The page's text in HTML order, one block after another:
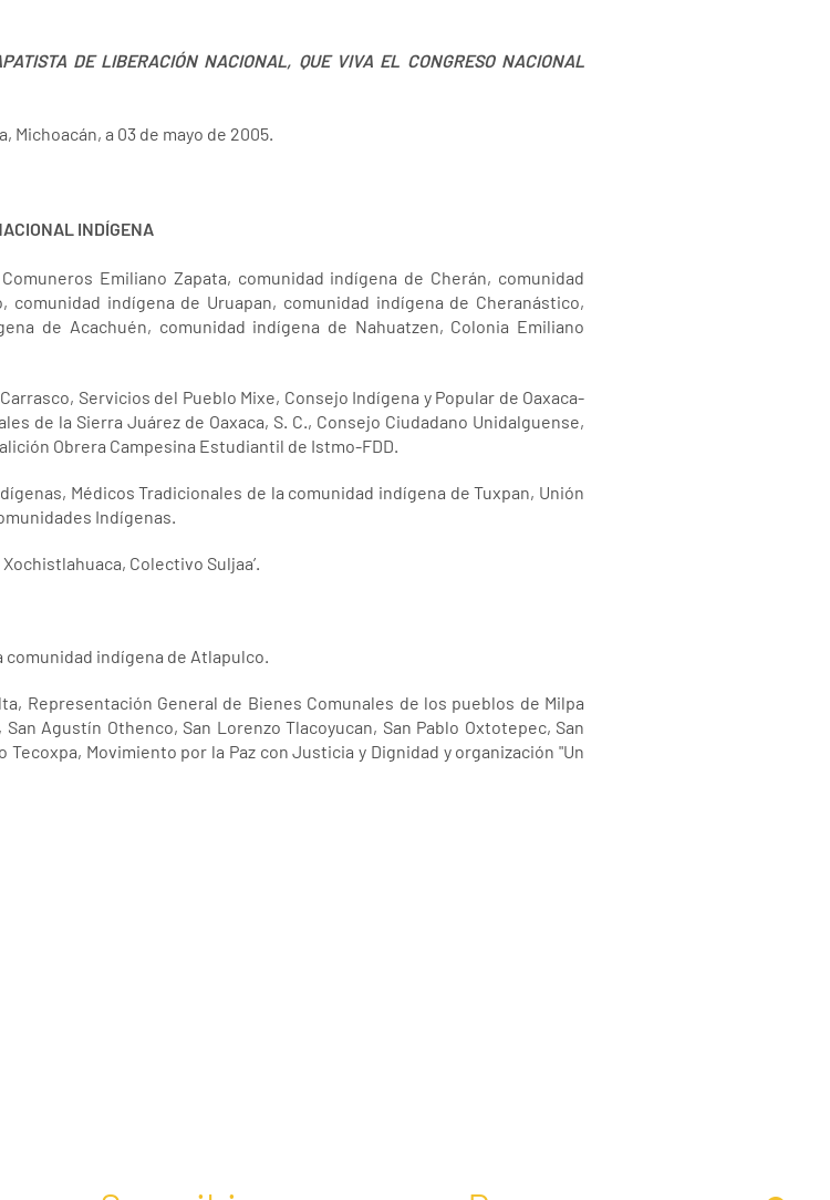
DE LIBERACIÓN NACIONAL, QUE VIVA EL CONGRESO NACIONAL
Michoacán, a 03 de mayo de 2005.
INDÍGENA
Emiliano Zapata, comunidad indígena de Cherán, comunidad
indígena de Uruapan, comunidad indígena de Cheranástico,
de Acachuén, comunidad indígena de Nahuatzen, Colonia Emiliano
Servicios del Pueblo Mixe, Consejo Indígena y Popular de Oaxaca-
de la Sierra Juárez de Oaxaca, S. C., Consejo Ciudadano Unidalguense,
Obrera Campesina Estudiantil de Istmo-FDD.
Médicos Tradicionales de la comunidad indígena de Tuxpan, Unión
Indígenas.
Colectivo Suljaa’.
comunidad indígena de Atlapulco.
Representación General de Bienes Comunales de los pueblos de Milpa
Agustín Othenco, San Lorenzo Tlacoyucan, San Pablo Oxtotepec, San
Movimiento por la Paz con Justicia y Dignidad y organización "Un